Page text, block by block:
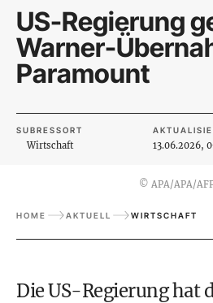
US-Regierung
Warner-
Paramount
SUBRESSORT
Wirtschaft 13.06.2026,
© APA/APA/
HOME AKTUELL WIRTSCHAFT
Die US-Regierung hat